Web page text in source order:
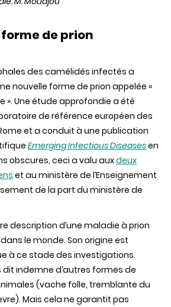
de prion
des camélidés infectés a
nouvelle forme de prion appelée «
». Une étude approfondie a été
de référence européen des
et a conduit à une publication
Emerging Infectious Diseasesen
obscures, ceci a valu auxdeux
et au ministère de l’Enseignement
de la part du ministère de
description d’une maladie à prion
le monde. Son origine est
à ce stade des investigations.
dit indemne d’autres formes de
(vache folle, tremblante du
Mais cela ne garantit pas